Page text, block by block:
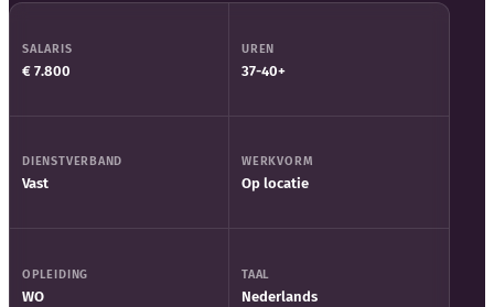
Woordenboek
SALARIS
€ 7.800
UREN
37-40+
DIENSTVERBAND
Vast
WERKVORM
Op locatie
OPLEIDING
WO
TAAL
Nederlands